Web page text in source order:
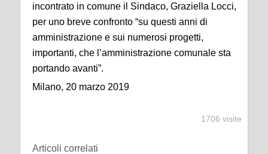
incontrato in comune il Sindaco, Graziella Locci,
per uno breve confronto “su questi anni di
amministrazione e sui numerosi progetti,
importanti, che l’amministrazione comunale sta
portando avanti”.
Milano, 20 marzo 2019
1706 visite
Articoli correlati